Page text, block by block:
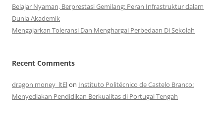
Belajar Nyaman, Berprestasi Gemilang: Peran Infrastruktur dalam
Dunia Akademik
Mengajarkan Toleransi Dan Menghargai Perbedaan Di Sekolah
Recent Comments
dragon money_ltElon Instituto Politécnico de Castelo Branco:
Menyediakan Pendidikan Berkualitas di Portugal Tengah